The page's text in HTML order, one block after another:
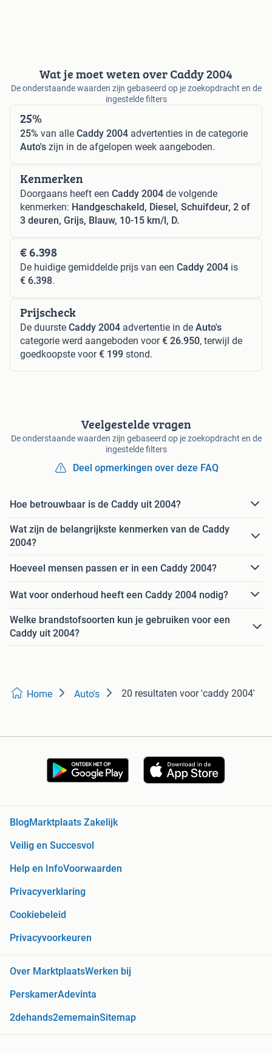
Wat je moet weten over Caddy 2004
De onderstaande waarden zijn gebaseerd op je zoekopdracht en de
ingestelde filters
25%
25% van alle Caddy 2004 advertenties in de categorie
Auto's zijn in de afgelopen week aangeboden.
Kenmerken
Doorgaans heeft een Caddy 2004 de volgende
kenmerken: Handgeschakeld, Diesel, Schuifdeur, 2 of
3 deuren, Grijs, Blauw, 10-15 km/l, D.
€ 6.398
De huidige gemiddelde prijs van een Caddy 2004 is
€ 6.398.
Prijscheck
De duurste Caddy 2004 advertentie in de Auto's
categorie werd aangeboden voor€ 26.950, terwijl de
goedkoopste voor€ 199 stond.
Veelgestelde vragen
De onderstaande waarden zijn gebaseerd op je zoekopdracht en de
ingestelde filters
Deel opmerkingen over deze FAQ
Hoe betrouwbaar is de Caddy uit 2004?
Wat zijn de belangrijkste kenmerken van de Caddy
2004?
Hoeveel mensen passen er in een Caddy 2004?
Wat voor onderhoud heeft een Caddy 2004 nodig?
Welke brandstofsoorten kun je gebruiken voor een
Caddy uit 2004?
Home Auto's 20 resultaten voor 'caddy 2004'
BlogMarktplaats Zakelijk
Veilig en Succesvol
Help en InfoVoorwaarden
Privacyverklaring
Cookiebeleid
Privacyvoorkeuren
Over MarktplaatsWerken bij
PerskamerAdevinta
2dehands2ememainSitemap